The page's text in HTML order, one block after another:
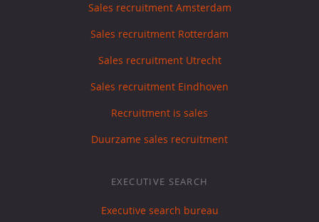
Sales recruitment Amsterdam
Sales recruitment Rotterdam
Sales recruitment Utrecht
Sales recruitment Eindhoven
Recruitment is sales
Duurzame sales recruitment
EXECUTIVE SEARCH
Executive search bureau